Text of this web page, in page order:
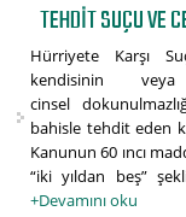
TEHDIT SUÇU VE
Hürriyete Karşı
kendisinin
cinsel
bahisle tehdit eden
Kanunun 60 ıncı
“iki yıldan beş”
+Devamını oku